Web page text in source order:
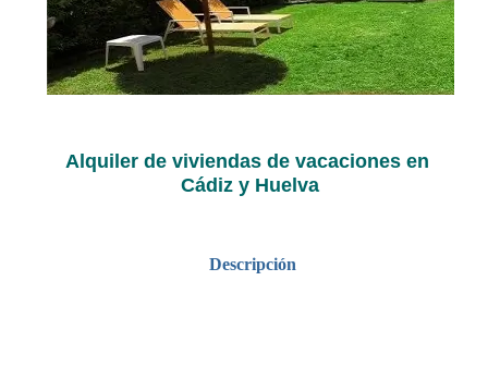
Alquiler de viviendas de vacaciones en
Cádiz y Huelva
Descripción